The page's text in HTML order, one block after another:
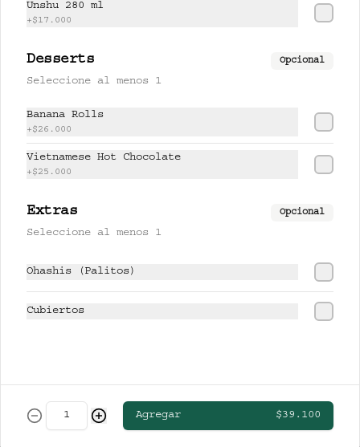
CERVEZAS
CLUB COLOMBIA RUBIA
Unshu 280 ml
+$17.000
Desserts Opcional
Seleccione al menos 1
Banana Rolls
+$26.000
Vietnamese Hot Chocolate
+$25.000
Extras Opcional
Seleccione al menos 1
Ohashis (Palitos)
Cubiertos
Agregar $39.100